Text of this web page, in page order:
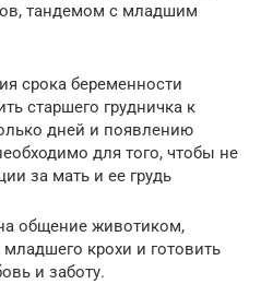
тандемом с младшим
срока беременности
старшего грудничка к
дней и появлению
для того, чтобы не
за мать и ее грудь
общение животиком,
крохи и готовить
и заботу.